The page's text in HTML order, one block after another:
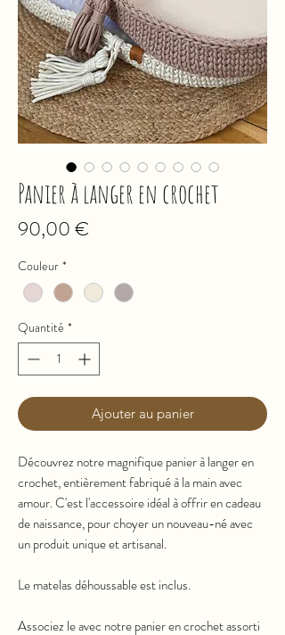
Panier à langer en crochet
90,00 €
Couleur *
Quantité *
Ajouter au panier
Découvrez notre magnifique panier à langer en
crochet, entièrement fabriqué à la main avec
amour. C'est l'accessoire idéal à offrir en cadeau
de naissance, pour choyer un nouveau-né avec
un produit unique et artisanal.
Le matelas déhoussable est inclus.
Associez le avec notre panier en crochet assorti